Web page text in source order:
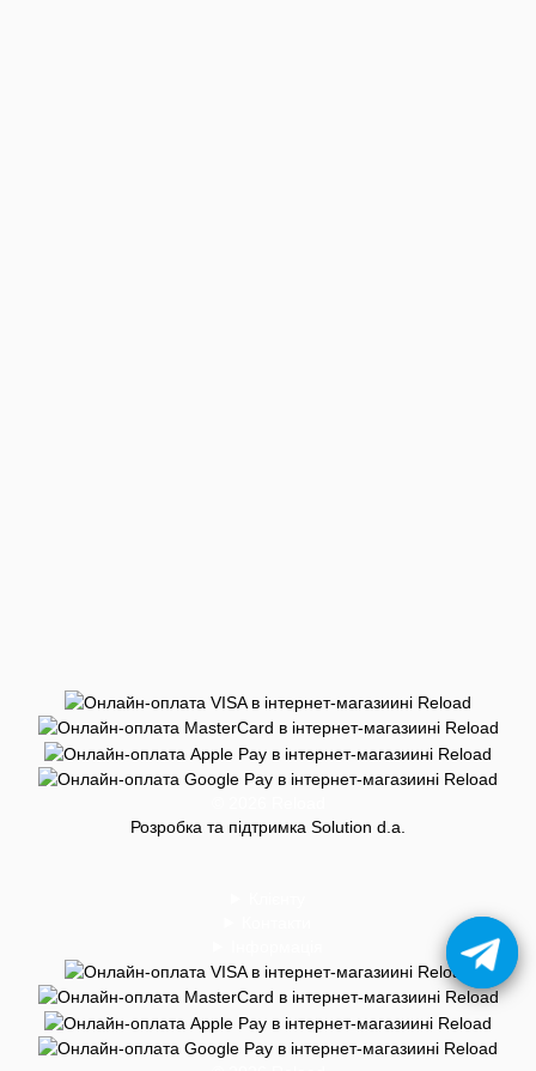
Розробка та підтримка Solution d.a.